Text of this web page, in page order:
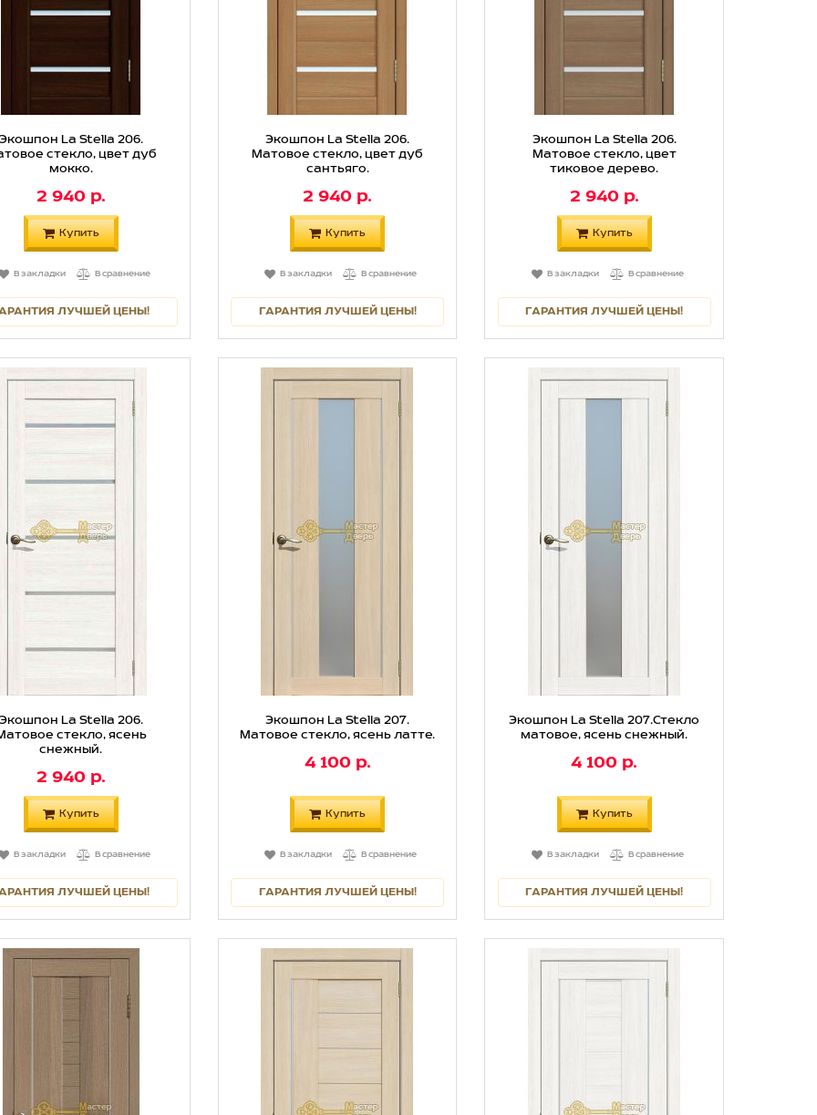
La Stella 206.
стекло, цвет дуб
мокко.
2 940 р.
Купить
В закладки В сравнение
ЛУЧШЕЙ ЦЕНЫ!
Экошпон La Stella 206.
Матовое стекло, цвет дуб
сантьяго.
2 940 р.
Купить
В закладки В сравнение
ГАРАНТИЯ ЛУЧШЕЙ ЦЕНЫ!
Экошпон La Stella 206.
Матовое стекло, цвет
тиковое дерево.
2 940 р.
Купить
В закладки В сравнение
ГАРАНТИЯ ЛУЧШЕЙ ЦЕНЫ!
La Stella 206.
стекло, ясень
снежный.
2 940 р.
Купить
В закладки В сравнение
ЛУЧШЕЙ ЦЕНЫ!
Экошпон La Stella 207.
Матовое стекло, ясень латте.
4 100 р.
Купить
В закладки В сравнение
ГАРАНТИЯ ЛУЧШЕЙ ЦЕНЫ!
Экошпон La Stella 207.Стекло
матовое, ясень снежный.
4 100 р.
Купить
В закладки В сравнение
ГАРАНТИЯ ЛУЧШЕЙ ЦЕНЫ!